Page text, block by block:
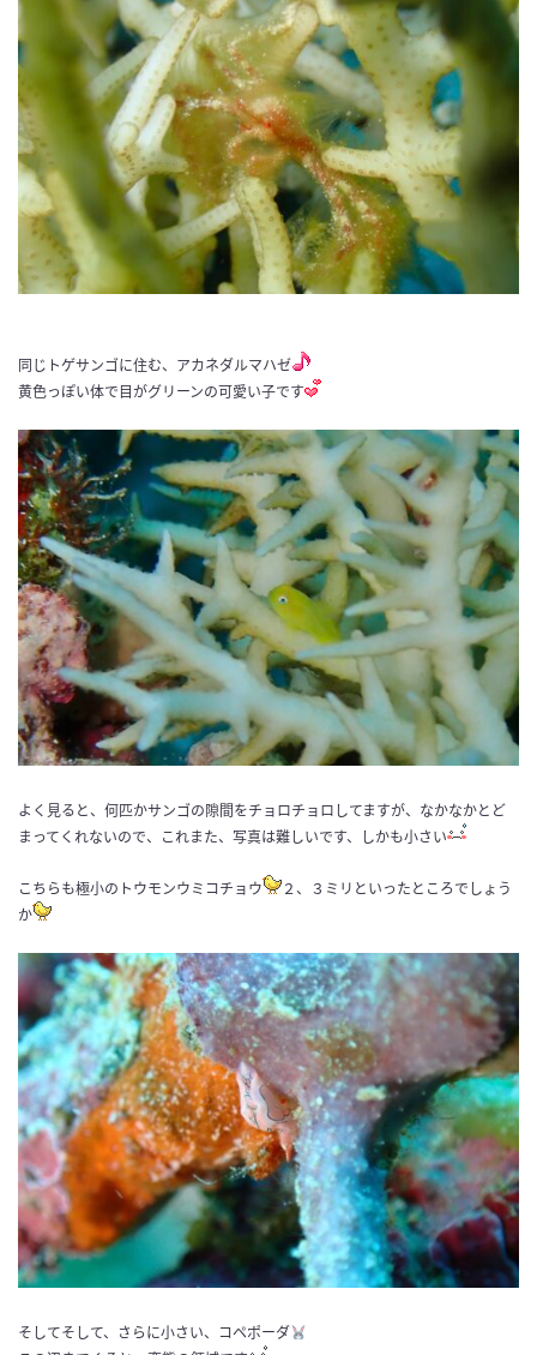
同じトゲサンゴに住む、アカネダルマハゼ
黄色っぽい体で目がグリーンの可愛い子です
よく見ると、何匹かサンゴの隙間をチョロチョロしてますが、なかなかとど
まってくれないので、これまた、写真は難しいです、しかも小さい
こちらも極小のトウモンウミコチョウ
２、３ミリといったところでしょう
か
そしてそして、さらに小さい、コペポーダ